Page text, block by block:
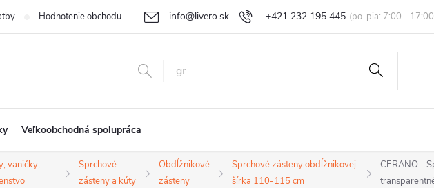
+421 232 195 445
info@livero.sk
Hodnotenie obchodu Vrátenie tovaru a reklamácia Obchodné podmienky
Veľkoobchodná spolupráca
vaničky,
Sprchové
zásteny a kúty
Obdĺžnikové
zásteny
Sprchové zásteny obdĺžnikovej
šírka 110-115 cm
CERANO -